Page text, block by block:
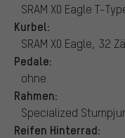
SRAM X0 Eagle T-
Kurbel:
SRAM X0 Eagle, 32
Pedale:
ohne
Rahmen:
Specialized
Reifen Hinterrad: